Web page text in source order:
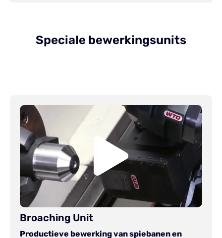
Speciale bewerkingsunits
Broaching Unit
Productieve bewerking van spiebanen en